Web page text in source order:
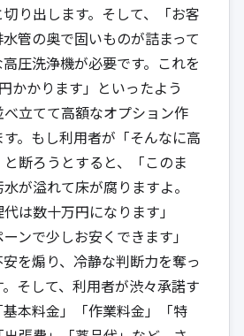
り出します。そして、「お客
管の奥で固いものが詰まって
圧洗浄機が必要です。これを
かかります」といったよう
立てて高額なオプション作
。もし利用者が「そんなに高
断ろうとすると、「このま
が溢れて床が腐りますよ。
は数十万円になります」
ーンで少しお安くできます」
を煽り、冷静な判断力を奪っ
そして、利用者が渋々承諾す
本料金」「作業料金」「特